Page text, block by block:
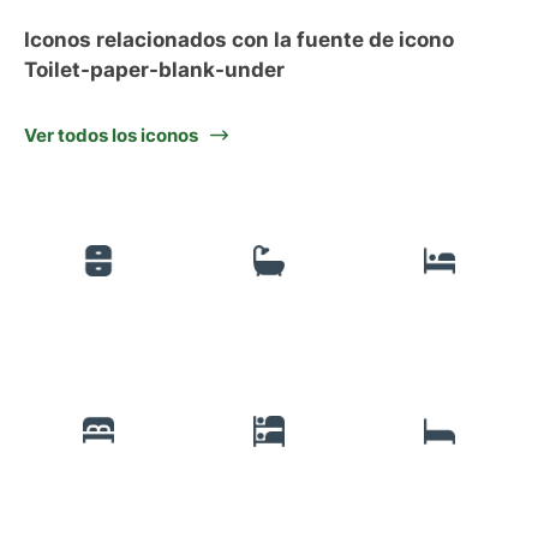
Iconos relacionados con la fuente de icono
Toilet-paper-blank-under
Ver todos los iconos